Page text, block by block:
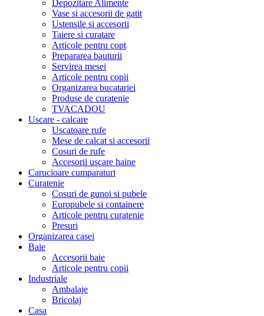
Depozitare Alimente
Vase si accesorii de gatit
Ustensile si accesorii
Taiere si curatare
Articole pentru copt
Prepararea bauturii
Servirea mesei
Articole pentru copii
Organizarea bucatariei
Produse de curatenie
TVACADOU
Uscare - calcare
Uscatoare rufe
Mese de calcat si accesorii
Cosuri de rufe
Accesorii uscare haine
Carucioare cumparaturi
Curatenie
Cosuri de gunoi si pubele
Europubele si containere
Articole pentru curatenie
Presuri
Organizarea casei
Baie
Accesorii baie
Articole pentru copii
Industriale
Ambalaje
Bricolaj
Casa